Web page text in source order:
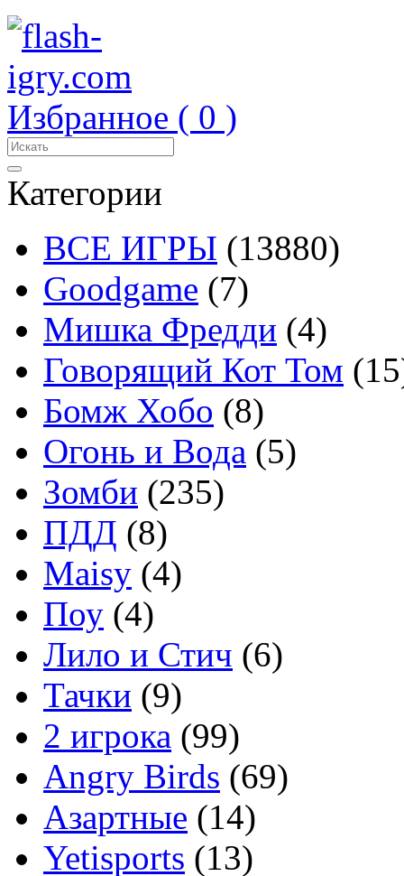
Избранное ( 0 )
Категории
ВСЕ ИГРЫ (13880)
Goodgame (7)
Мишка Фредди (4)
Говорящий Кот Том
Бомж Хобо (8)
Огонь и Вода (5)
Зомби (235)
ПДД (8)
Maisy (4)
Поу (4)
Лило и Стич (6)
Тачки (9)
2 игрока (99)
Angry Birds (69)
Азартные (14)
Yetisports (13)